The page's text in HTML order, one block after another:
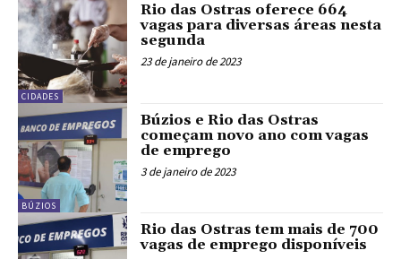
CIDADES
Rio das Ostras oferece 664
vagas para diversas áreas nesta
segunda
23 de janeiro de 2023
BÚZIOS
Búzios e Rio das Ostras
começam novo ano com vagas
de emprego
3 de janeiro de 2023
Rio das Ostras tem mais de 700
vagas de emprego disponíveis